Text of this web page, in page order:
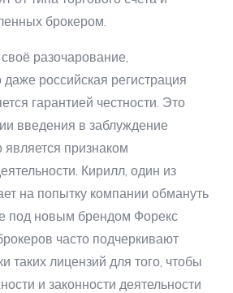
брокером.
разочарование,
даже российская регистрация
гарантией честности. Это
введения в заблуждение
является признаком
Кирилл, один из
на попытку компании обмануть
под новым брендом Форекс
часто подчеркивают
таких лицензий для того, чтобы
и законности деятельности